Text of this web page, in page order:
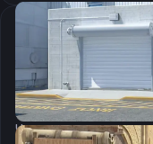
Настройки
DPI:
Чувствительность
Чувствительность